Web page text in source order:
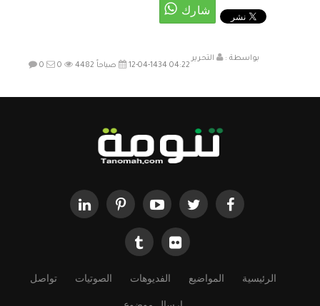
بواسطة :
التحرير
12-04-1434 04:22 صباحاً
0 0 4482
الرئيسية المواضيع الفديوهات الصوتيات تواصل